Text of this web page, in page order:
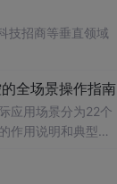
运行时校验
与版本兼容性策
技招商等垂直领域
全场景操作指南
应用场景分为22个
作用说明和典型用